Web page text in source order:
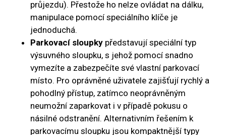
průjezdu). Přestože ho nelze ovládat na dálku,
manipulace pomocí speciálního klíče je
jednoduchá.
Parkovací sloupky představují speciální typ
výsuvného sloupku, s jehož pomocí snadno
vymezíte a zabezpečíte své vlastní parkovací
místo. Pro oprávněné uživatele zajišťují rychlý a
pohodlný přístup, zatímco neoprávněným
neumožní zaparkovat i v případě pokusu o
násilné odstranění. Alternativním řešením k
parkovacímu sloupku jsou kompaktnější typy